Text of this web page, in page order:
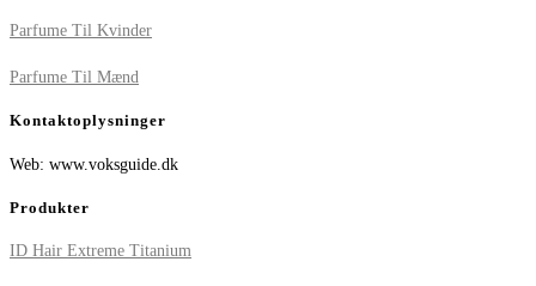
Parfume Til Kvinder
Parfume Til Mænd
Kontaktoplysninger
Web: www.voksguide.dk
Produkter
ID Hair Extreme Titanium